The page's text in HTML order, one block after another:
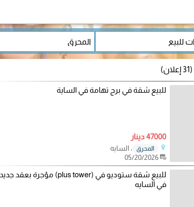
(31 إعلان)
للبيع شقة في برج تهامة في الساية
47000 دينار
المحرق
، السايه
05/20/2026
للبيع شقة ستوديو في (plus tower) مؤجرة بعقد جديد
في السايه